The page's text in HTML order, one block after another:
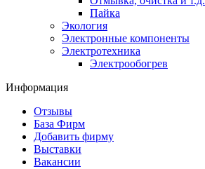
Пайка
Экология
Электронные компоненты
Электротехника
Электрообогрев
Информация
Отзывы
База Фирм
Добавить фирму
Выставки
Вакансии